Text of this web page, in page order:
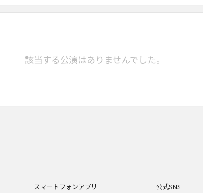
該当する公演はありませんでした。
スマートフォンアプリ 公式SNS